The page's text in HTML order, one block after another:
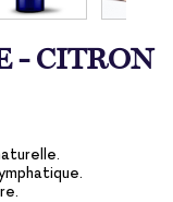
- CITRON